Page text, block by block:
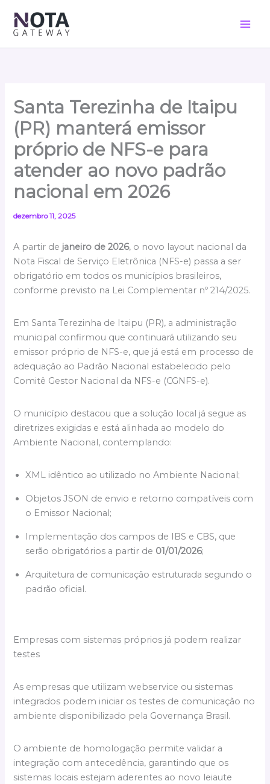
para
conteúdo
Santa Terezinha de Itaipu
(PR) manterá emissor
próprio de NFS-e para
atender ao novo padrão
nacional em 2026
dezembro 11, 2025
A partir de janeiro de 2026, o novo layout nacional da
Nota Fiscal de Serviço Eletrônica (NFS-e) passa a ser
obrigatório em todos os municípios brasileiros,
conforme previsto na Lei Complementar nº 214/2025.
Em Santa Terezinha de Itaipu (PR), a administração
municipal confirmou que continuará utilizando seu
emissor próprio de NFS-e, que já está em processo de
adequação ao Padrão Nacional estabelecido pelo
Comitê Gestor Nacional da NFS-e (CGNFS-e).
O município destacou que a solução local já segue as
diretrizes exigidas e está alinhada ao modelo do
Ambiente Nacional, contemplando:
XML idêntico ao utilizado no Ambiente Nacional;
Objetos JSON de envio e retorno compatíveis com
o Emissor Nacional;
Implementação dos campos de IBS e CBS, que
serão obrigatórios a partir de 01/01/2026;
Arquitetura de comunicação estruturada segundo o
padrão oficial.
Empresas com sistemas próprios já podem realizar
testes
As empresas que utilizam webservice ou sistemas
integrados podem iniciar os testes de comunicação no
ambiente disponibilizado pela Governança Brasil.
O ambiente de homologação permite validar a
integração com antecedência, garantindo que os
sistemas locais estejam aderentes ao novo leiaute